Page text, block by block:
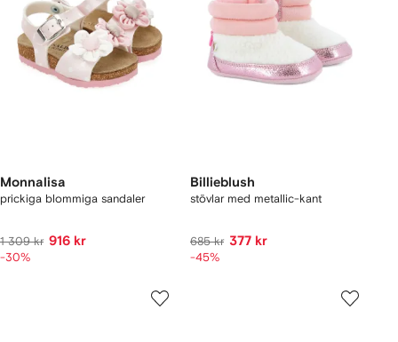
Monnalisa
prickiga blommiga sandaler
1 309 kr 916 kr
-30%
Billieblush
stövlar med metallic-kant
685 kr 377 kr
-45%